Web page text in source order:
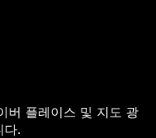
버 플레이스 및 지도 광
다.